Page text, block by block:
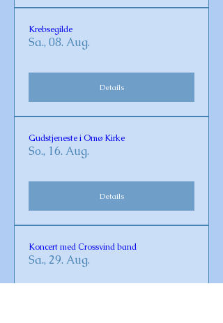
Krebsegilde
Sa., 08. Aug.
Details
Gudstjeneste i Omø Kirke
So., 16. Aug.
Details
Koncert med Crossvind band
Sa., 29. Aug.